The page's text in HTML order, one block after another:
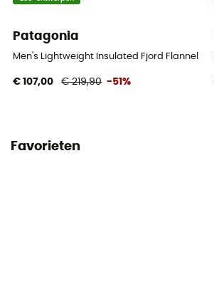
Patagonia
Men's Lightweight Insulated Fjord Flannel
€ 107,00 € 219,90 -51%
Favorieten